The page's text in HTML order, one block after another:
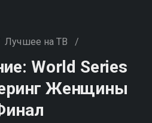
Лучшее на ТВ /
World Series
Женщины